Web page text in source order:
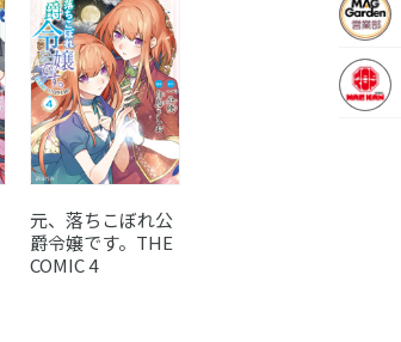
元、落ちこぼれ公
爵令嬢です。THE
COMIC 4